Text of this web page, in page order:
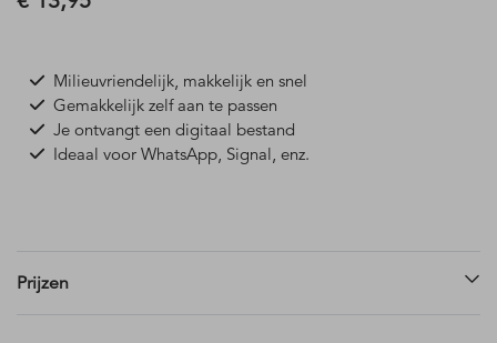
Milieuvriendelijk, makkelijk en snel
Gemakkelijk zelf aan te passen
Je ontvangt een digitaal bestand
Ideaal voor WhatsApp, Signal, enz.
Prijzen